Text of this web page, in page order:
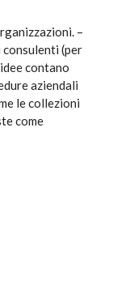
–
(per
contano
aziendali
le collezioni
come